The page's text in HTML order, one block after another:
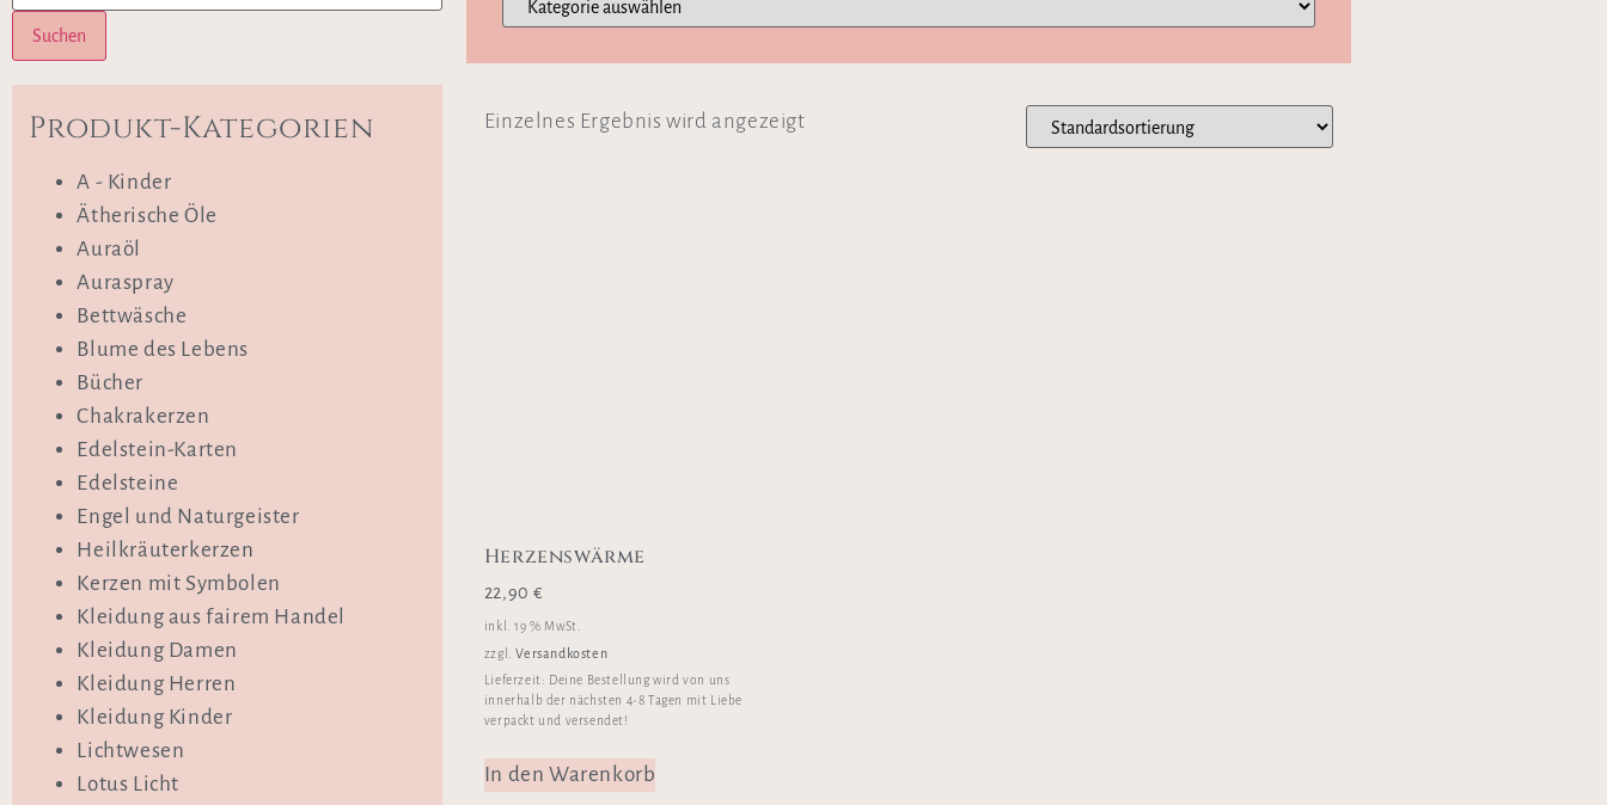
Suchen
Produkt-Kategorien
A - Kinder
Ätherische Öle
Auraöl
Auraspray
Bettwäsche
Blume des Lebens
Bücher
Chakrakerzen
Edelstein-Karten
Edelsteine
Engel und Naturgeister
Heilkräuterkerzen
Kerzen mit Symbolen
Kleidung aus fairem Handel
Kleidung Damen
Kleidung Herren
Kleidung Kinder
Lichtwesen
Lotus Licht
Einzelnes Ergebnis wird angezeigt
Herzenswärme
22,90€
inkl. 19 % MwSt.
zzgl.Versandkosten
Lieferzeit: Deine Bestellung wird von uns
innerhalb der nächsten 4-8 Tagen mit Liebe
verpackt und versendet!
In den Warenkorb